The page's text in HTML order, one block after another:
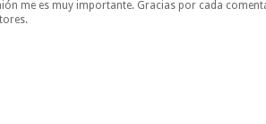
me es muy importante. Gracias por cada